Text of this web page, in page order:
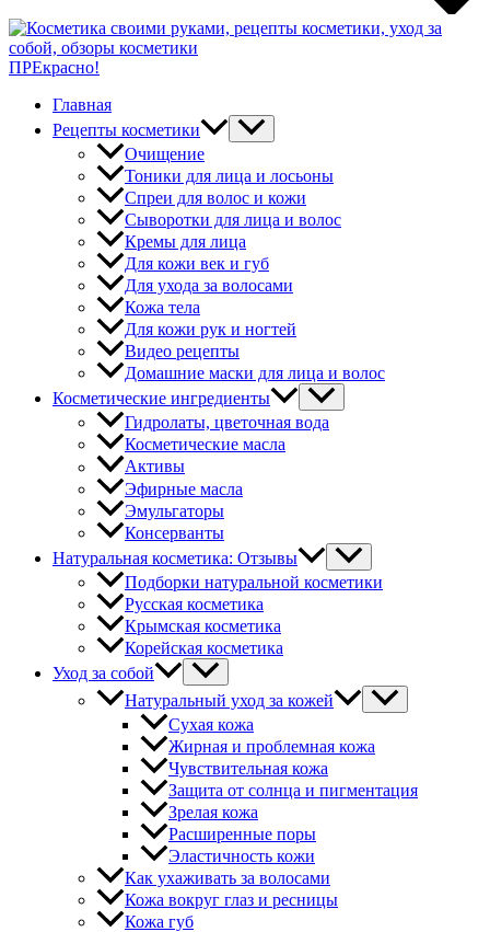
ПРЕкрасно!
Главная
Рецепты косметики
Очищение
Тоники для лица и лосьоны
Спреи для волос и кожи
Сыворотки для лица и волос
Кремы для лица
Для кожи век и губ
Для ухода за волосами
Кожа тела
Для кожи рук и ногтей
Видео рецепты
Домашние маски для лица и волос
Косметические ингредиенты
Гидролаты, цветочная вода
Косметические масла
Активы
Эфирные масла
Эмульгаторы
Консерванты
Натуральная косметика: Отзывы
Подборки натуральной косметики
Русская косметика
Крымская косметика
Корейская косметика
Уход за собой
Натуральный уход за кожей
Сухая кожа
Жирная и проблемная кожа
Чувствительная кожа
Защита от солнца и пигментация
Зрелая кожа
Расширенные поры
Эластичность кожи
Как ухаживать за волосами
Кожа вокруг глаз и ресницы
Кожа губ